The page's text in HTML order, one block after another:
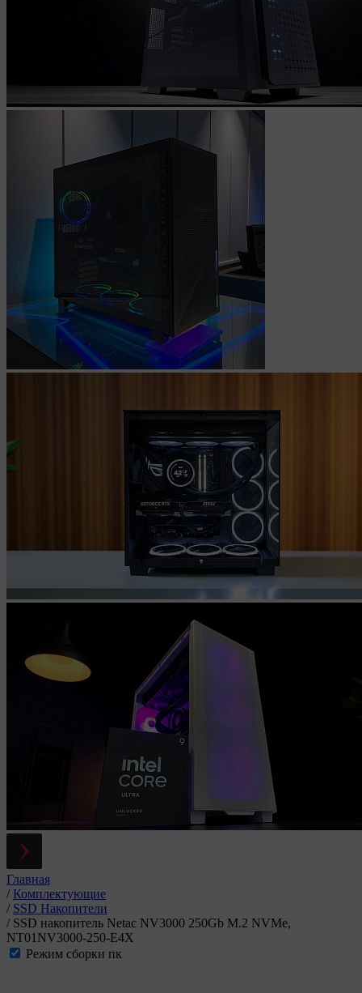
Главная
/ Комплектующие
/ SSD Накопители
/ SSD накопитель Netac NV3000 250Gb M.2 NVMe,
NT01NV3000-250-E4X
Режим сборки пк